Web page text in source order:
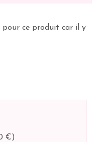
ce produit car il y
€)